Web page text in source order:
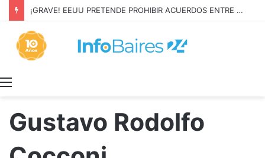
¡GRAVE! EEUU PRETENDE PROHIBIR ACUERDOS ENTRE CHINA Y UNA COOPERATIVA EN NEUQUÉN
Gustavo Rodolfo